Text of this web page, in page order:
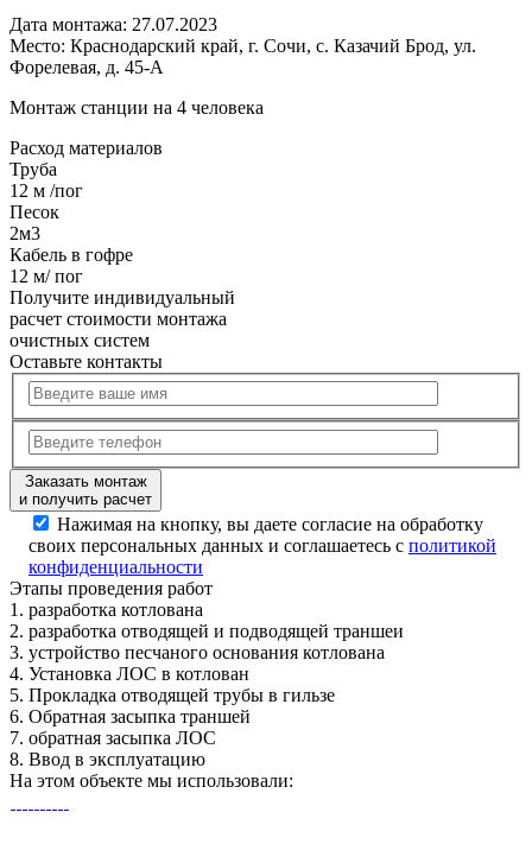
Дата монтажа: 27.07.2023
Место: Краснодарский край, г. Сочи, с. Казачий Брод, ул.
Форелевая, д. 45-А
Монтаж станции на 4 человека
Расход материалов
Труба
12 м /пог
Песок
2м3
Кабель в гофре
12 м/ пог
Получите индивидуальный
расчет стоимости монтажа
очистных систем
Оставьте контакты
Заказать монтаж
и получить расчет
Нажимая на кнопку, вы даете согласие на обработку
своих персональных данных и соглашаетесь с политикой
конфиденциальности
Этапы проведения работ
1. разработка котлована
2. разработка отводящей и подводящей траншеи
3. устройство песчаного основания котлована
4. Установка ЛОС в котлован
5. Прокладка отводящей трубы в гильзе
6. Обратная засыпка траншей
7. обратная засыпка ЛОС
8. Ввод в эксплуатацию
На этом объекте мы использовали: